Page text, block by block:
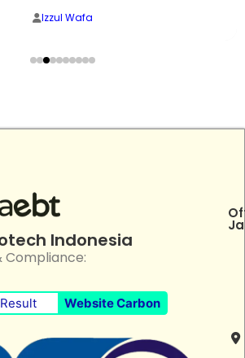
Izzul Wafa
Indonesia
Website Carbon